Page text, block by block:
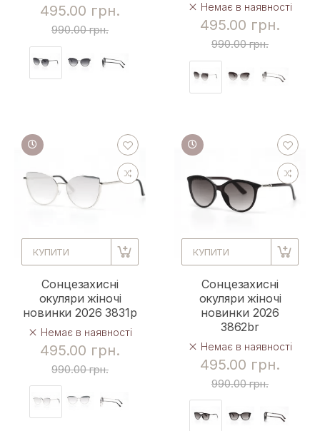
495.00 грн.
990.00 грн.
Немає в наявності
495.00 грн.
990.00 грн.
КУПИТИ
Сонцезахисні
окуляри жіночі
новинки 2026 3831p
Немає в наявності
495.00 грн.
990.00 грн.
КУПИТИ
Сонцезахисні
окуляри жіночі
новинки 2026
3862br
Немає в наявності
495.00 грн.
990.00 грн.